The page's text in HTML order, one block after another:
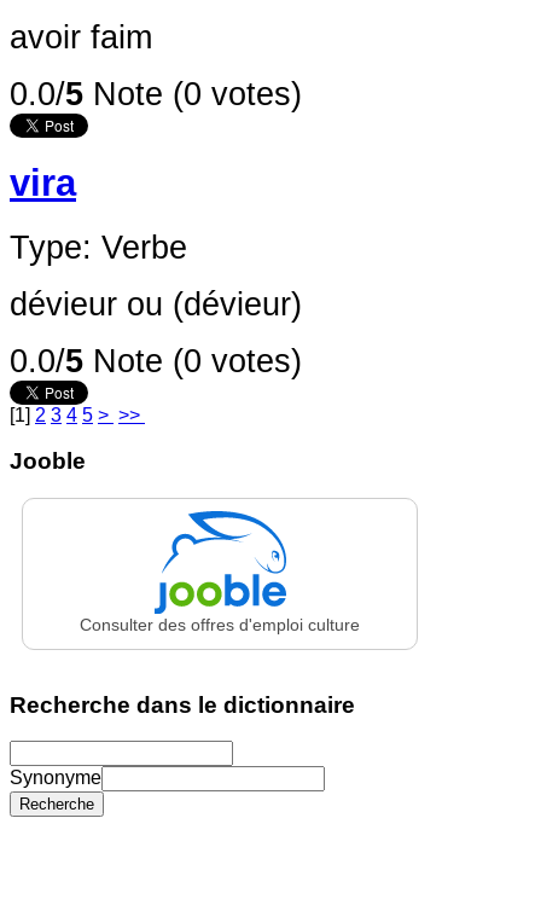
avoir faim
0.0/5 Note (0 votes)
vira
Type: Verbe
dévieur ou (dévieur)
0.0/5 Note (0 votes)
[1] 2 3 4 5 > >>
Jooble
Consulter des offres d'emploi culture
Recherche dans le dictionnaire
Synonyme
Recherche